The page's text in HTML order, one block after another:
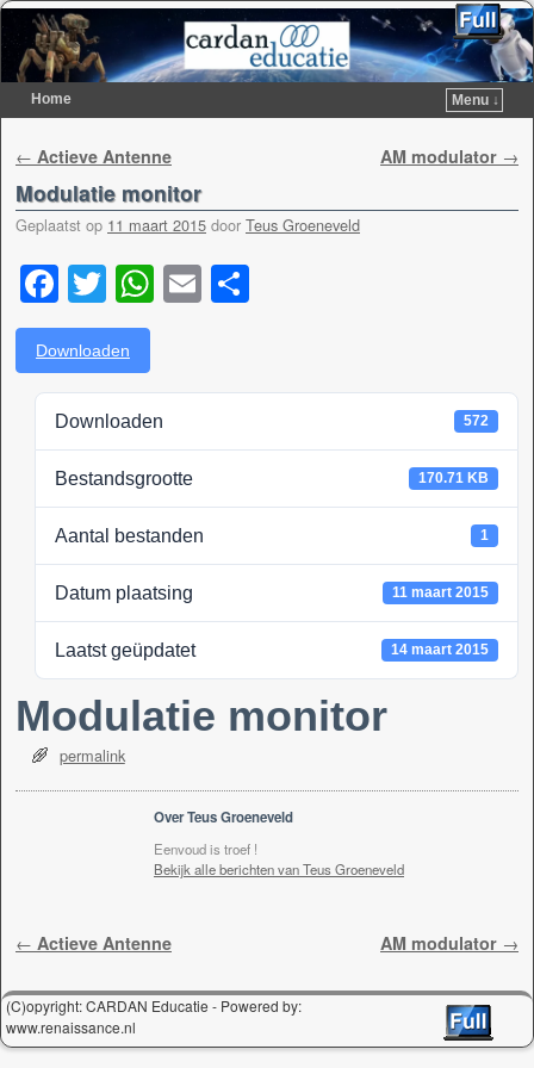
Home
Menu ↓
Berichtnavigatie
← Actieve Antenne AM modulator →
Modulatie monitor
Geplaatst op 11 maart 2015 door Teus Groeneveld
F
a
c
e
b
o
o
k
T
wi
tt
er
W
s
A
p
p
E
n
Downloaden
Downloaden 572
Bestandsgrootte 170.71 KB
Aantal bestanden 1
Datum plaatsing 11 maart 2015
Laatst geüpdatet 14 maart 2015
Modulatie monitor
permalink
Over Teus Groeneveld
Eenvoud is troef !
Bekijk alle berichten van Teus Groeneveld
Berichtnavigatie
← Actieve Antenne AM modulator →
(C)opyright: CARDAN Educatie - Powered by:
www.renaissance.nl